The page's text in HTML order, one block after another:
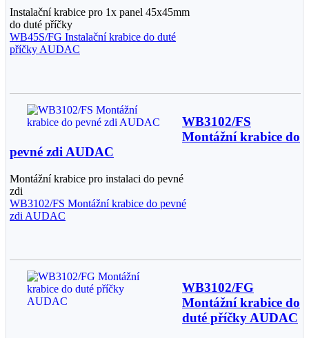
Instalační krabice pro 1x panel 45x45mm
do duté příčky
WB45S/FG Instalační krabice do duté
příčky AUDAC
WB3102/FS
Montážní krabice do
pevné zdi AUDAC
Montážní krabice pro instalaci do pevné
zdi
WB3102/FS Montážní krabice do pevné
zdi AUDAC
WB3102/FG
Montážní krabice do
duté příčky AUDAC